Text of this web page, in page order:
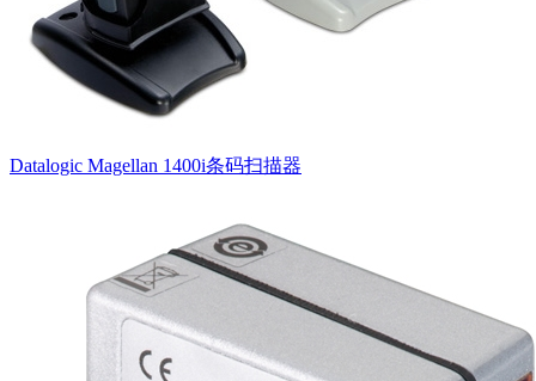
Datalogic Magellan 1400i条码扫描器